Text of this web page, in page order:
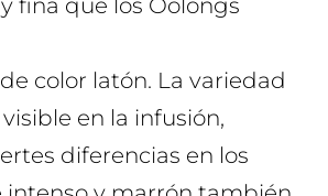
fina que los Oolongs
color latón. La variedad
en la infusión,
diferencias en los